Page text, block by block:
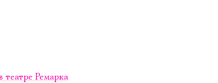
театре Ремарка